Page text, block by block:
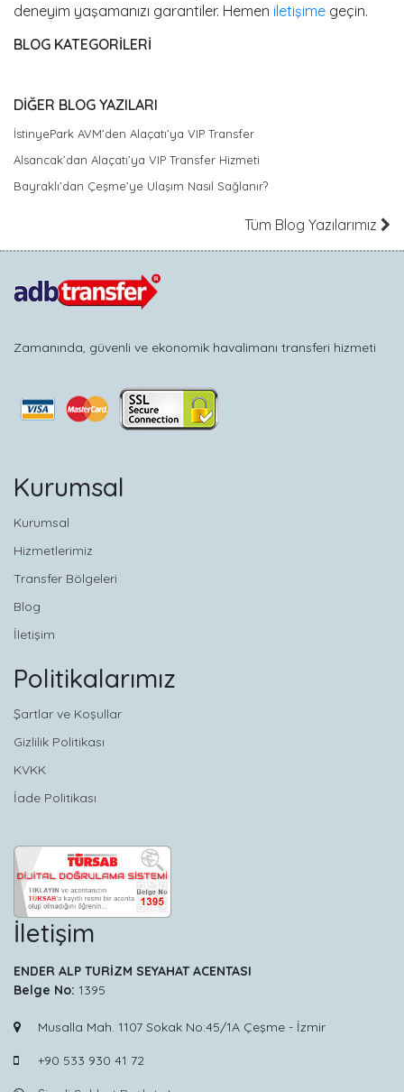
deneyim yaşamanızı garantiler. Hemen iletişime geçin.
BLOG KATEGORİLERİ
DİĞER BLOG YAZILARI
İstinyePark AVM’den Alaçatı’ya VIP Transfer
Alsancak’dan Alaçatı’ya VIP Transfer Hizmeti
Bayraklı’dan Çeşme’ye Ulaşım Nasıl Sağlanır?
Tüm Blog Yazılarımız
Zamanında, güvenli ve ekonomik havalimanı transferi hizmeti
Kurumsal
Kurumsal
Hizmetlerimiz
Transfer Bölgeleri
Blog
İletişim
Politikalarımız
Şartlar ve Koşullar
Gizlilik Politikası
KVKK
İade Politikası
İletişim
ENDER ALP TURİZM SEYAHAT ACENTASI
Belge No: 1395
Musalla Mah. 1107 Sokak No:45/1A Çeşme - İzmir
+90 533 930 41 72